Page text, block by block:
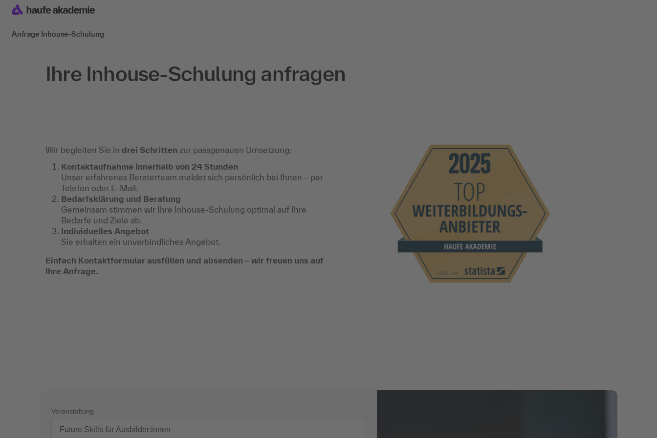
Anfrage Inhouse-Schulung
Ihre Inhouse-Schulung anfragen
Wir begleiten Sie in drei Schritten zur passgenauen Umsetzung:
Kontaktaufnahme innerhalb von 24 Stunden
Unser erfahrenes Beraterteam meldet sich persönlich bei Ihnen – per
Telefon oder E-Mail.
Bedarfsklärung und Beratung
Gemeinsam stimmen wir Ihre Inhouse-Schulung optimal auf Ihre
Bedarfe und Ziele ab.
Individuelles Angebot
Sie erhalten ein unverbindliches Angebot.
Einfach Kontaktformular ausfüllen und absenden – wir freuen uns auf
Ihre Anfrage.
Veranstaltung